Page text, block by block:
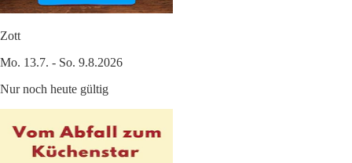
Zott
Mo. 13.7. - So. 9.8.2026
Nur noch heute gültig